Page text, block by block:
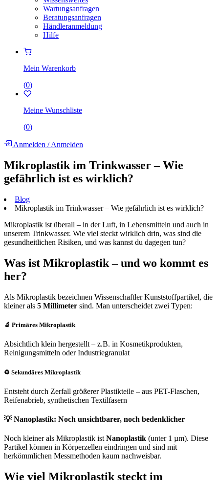
Wartungsanfragen
Beratungsanfragen
Händleranmeldung
Hilfe
Mein Warenkorb
(0)
Meine Wunschliste
(0)
Anmelden /Anmelden
Mikroplastik im Trinkwasser – Wie
gefährlich ist es wirklich?
Blog
Mikroplastik im Trinkwasser – Wie gefährlich ist es wirklich?
Mikroplastik ist überall – in der Luft, in Lebensmitteln und auch in
unserem Trinkwasser. Wie viel steckt wirklich drin, was sind die
gesundheitlichen Risiken, und was kannst du dagegen tun?
Was ist Mikroplastik – und wo kommt es
her?
Als Mikroplastik bezeichnen Wissenschaftler Kunststoffpartikel, die
kleiner als 5 Millimeter sind. Man unterscheidet zwei Typen:
🔬 Primäres Mikroplastik
Absichtlich klein hergestellt – z.B. in Kosmetikprodukten,
Reinigungsmitteln oder Industriegranulat
♻️ Sekundäres Mikroplastik
Entsteht durch Zerfall größerer Plastikteile – aus PET-Flaschen,
Reifenabrieb, synthetischen Textilfasern
💡 Nanoplastik: Noch unsichtbarer, noch bedenklicher
Noch kleiner als Mikroplastik ist Nanoplastik (unter 1 µm). Diese
Partikel können in Körperzellen eindringen und sind mit
herkömmlichen Messmethoden kaum nachweisbar.
Wie viel Mikroplastik steckt im